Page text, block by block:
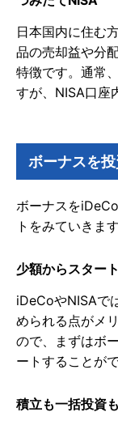
日本国内に住む
品の売却益や分
特徴です。通常
すが、NISA口座
ボーナスを
ボーナスを
トをみていきます
少額からスター
iDeCoやNISAで
められる点がメ
ので、まずはボ
ートすることが
積立も一括投資